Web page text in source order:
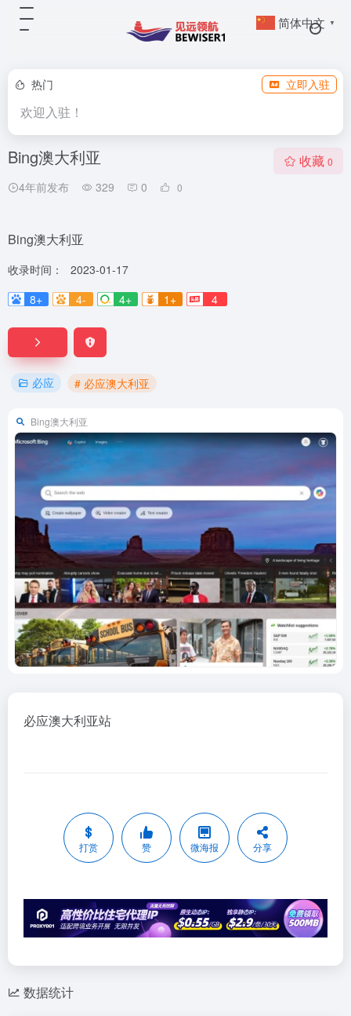
热门 立即入驻
欢迎入驻！
Bing澳大利亚
4年前发布 329 0 0
收藏 0
Bing澳大利亚
收录时间：
2023-01-17
8+
4- 4+ 1+ 4
必应 # 必应澳大利亚
Bing澳大利亚
必应澳大利亚站
打赏 赞 微海报 分享
数据统计
简体中文 ▼